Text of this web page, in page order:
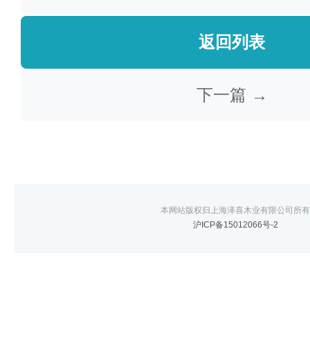
返回列表
下一篇 →
本网站版权归上海泽喜木业有限公司所有
沪ICP备15012066号-2